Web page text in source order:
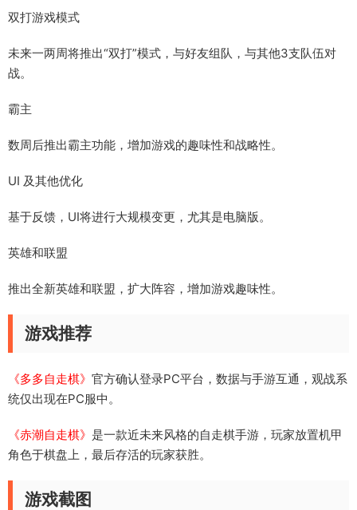
双打游戏模式
未来一两周将推出“双打”模式，与好友组队，与其他3支队伍对
战。
霸主
数周后推出霸主功能，增加游戏的趣味性和战略性。
UI 及其他优化
基于反馈，UI将进行大规模变更，尤其是电脑版。
英雄和联盟
推出全新英雄和联盟，扩大阵容，增加游戏趣味性。
游戏推荐
《多多自走棋》 官方确认登录PC平台，数据与手游互通，观战系
统仅出现在PC服中。
《赤潮自走棋》 是一款近未来风格的自走棋手游，玩家放置机甲
角色于棋盘上，最后存活的玩家获胜。
游戏截图